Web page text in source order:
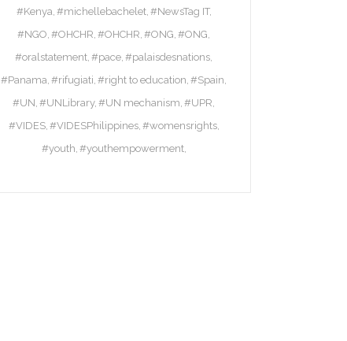
#Kenya #michellebachelet #NewsTag IT
#NGO #OHCHR #OHCHR #ONG #ONG
#oralstatement #pace #palaisdesnations
#Panama #rifugiati #right to education #Spain
#UN #UNLibrary #UN mechanism #UPR
#VIDES #VIDESPhilippines #womensrights
#youth #youthempowerment